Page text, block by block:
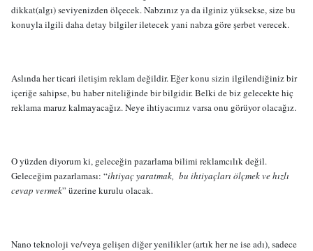
dikkat(algı) seviyenizden ölçecek. Nabzınız ya da ilginiz yüksekse, size bu
konuyla ilgili daha detay bilgiler iletecek yani nabza göre şerbet verecek.
Aslında her ticari iletişim reklam değildir. Eğer konu sizin ilgilendiğiniz bir
içeriğe sahipse, bu haber niteliğinde bir bilgidir. Belki de biz gelecekte hiç
reklama maruz kalmayacağız. Neye ihtiyacımız varsa onu görüyor olacağız.
O yüzden diyorum ki, geleceğin pazarlama bilimi reklamcılık değil.
Geleceğim pazarlaması: “ihtiyaç yaratmak, bu ihtiyaçları ölçmek ve hızlı
cevap vermek” üzerine kurulu olacak.
Nano teknoloji ve/veya gelişen diğer yenilikler (artık her ne ise adı), sadece